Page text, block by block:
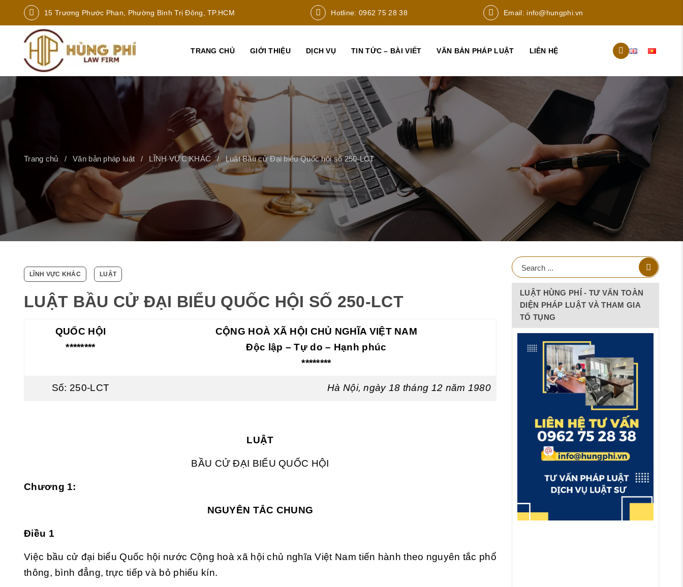
15 Trương Phước Phan, Phường Bình Trị Đông, TP.HCM Hotline: 0962 75 28 38 Email: info@hungphi.vn
TRANG CHỦ GIỚI THIỆU DỊCH VỤ TIN TỨC – BÀI VIẾT VĂN BẢN PHÁP LUẬT LIÊN HỆ
Trang chủ Văn bản pháp luật LĨNH VỰC KHÁC Luật Bầu cử Đại biểu Quốc hội số 250-LCT
LĨNH VỰC KHÁC LUẬT
LUẬT BẦU CỬ ĐẠI BIỂU QUỐC HỘI SỐ 250-LCT
QUỐC HỘI
********
CỘNG HOÀ XÃ HỘI CHỦ NGHĨA VIỆT NAM
Độc lập – Tự do – Hạnh phúc
********
Số: 250-LCT Hà Nội, ngày 18 tháng 12 năm 1980
LUẬT
BẦU CỬ ĐẠI BIỂU QUỐC HỘI
Chương 1:
NGUYÊN TẮC CHUNG
Điều 1
Việc bầu cử đại biểu Quốc hội nước Cộng hoà xã hội chủ nghĩa Việt Nam tiến hành theo nguyên tắc phổ
thông, bình đẳng, trực tiếp và bỏ phiếu kín.
LUẬT HÙNG PHÍ - TƯ VẤN TOÀN
DIỆN PHÁP LUẬT VÀ THAM GIA
TỐ TỤNG